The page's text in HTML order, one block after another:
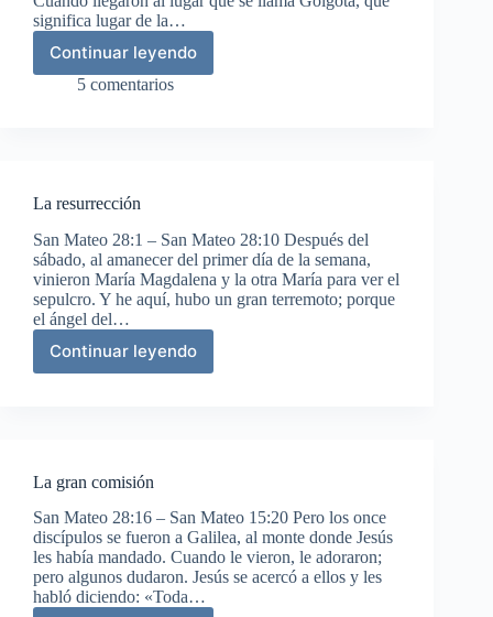
significa lugar de la…
Continuar leyendo
Crucifixión
y
5 comentarios
La resurrección
San Mateo 28:1 – San Mateo 28:10 Después del
sábado, al amanecer del primer día de la semana,
vinieron María Magdalena y la otra María para ver el
sepulcro. Y he aquí, hubo un gran terremoto; porque
el ángel del…
Continuar leyendo
La
resurrección
La gran comisión
San Mateo 28:16 – San Mateo 15:20 Pero los once
discípulos se fueron a Galilea, al monte donde Jesús
les había mandado. Cuando le vieron, le adoraron;
pero algunos dudaron. Jesús se acercó a ellos y les
habló diciendo: «Toda…